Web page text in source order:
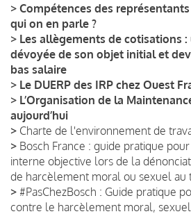
> Compétences des
qui on en parle ?
> Les allègements de cotisations
dévoyée de son objet initial et
bas salaire
> Le DUERP des IRP chez Ouest
> L’Organisation de la
aujourd’hui
> Charte de l'environnement de
> Bosch France : guide pratique
interne objective lors de la
de harcèlement moral ou sexuel au
> #PasChezBosch : Guide pratique
contre le harcèlement moral,